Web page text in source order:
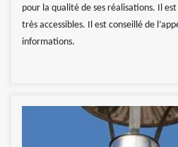
pour la qualité de ses réalisations. Il
très accessibles. Il est conseillé de
informations.